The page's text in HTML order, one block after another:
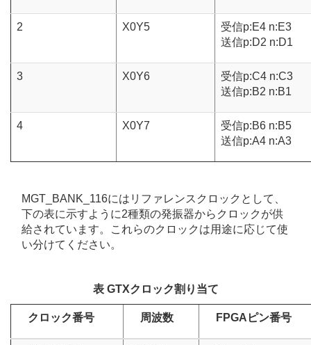
2 X0Y5
受信p:E4 n:E3
送信p:D2 n:D1
3 X0Y6
受信p:C4 n:C3
送信p:B2 n:B1
4 X0Y7
受信p:B6 n:B5
送信p:A4 n:A3
MGT_BANK_116にはリファレンスクロックとして、
下の表に示すように2種類の発振器からクロックが供
給されています。これらのクロックは用途に応じて使
い分けてください。
表 GTXクロック割り当て
クロック番号 周波数 FPGAピン番号